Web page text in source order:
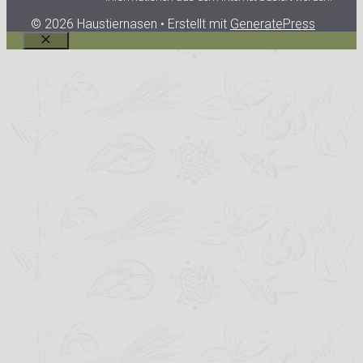
© 2026 Haustiernasen • Erstellt mit GeneratePress
Schließen